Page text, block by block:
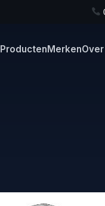
ProductenMerken